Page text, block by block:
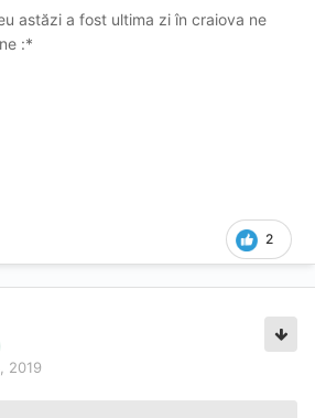
astăzi a fost ultima zi în craiova ne
:*
2
2019